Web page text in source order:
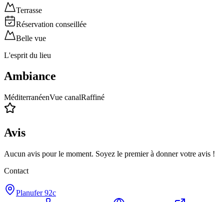
Terrasse
Réservation conseillée
Belle vue
L'esprit du lieu
Ambiance
MéditerranéenVue canalRaffiné
Avis
Aucun avis pour le moment. Soyez le premier à donner votre avis !
Contact
Planufer 92c